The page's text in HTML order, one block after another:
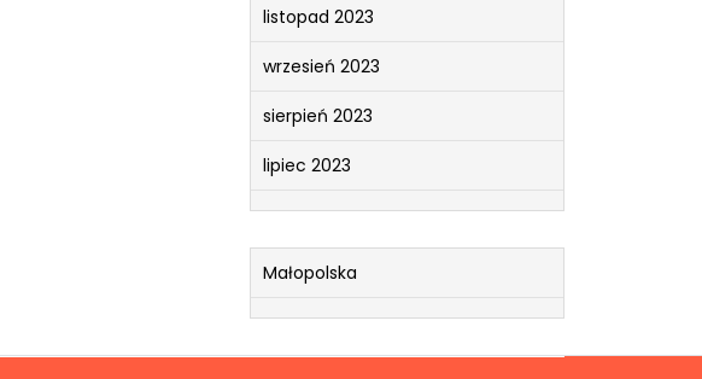
listopad 2023
wrzesień 2023
sierpień 2023
lipiec 2023
Małopolska